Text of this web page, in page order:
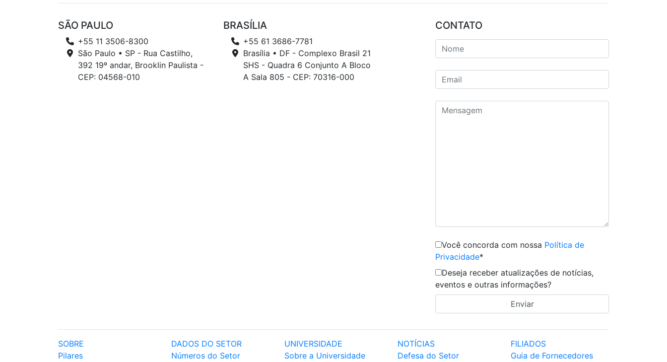
SÃO PAULO
+55 11 3506-8300
São Paulo • SP - Rua Castilho,
392 19º andar, Brooklin Paulista -
CEP: 04568-010
BRASÍLIA
+55 61 3686-7781
Brasília • DF - Complexo Brasil 21
SHS - Quadra 6 Conjunto A Bloco
A Sala 805 - CEP: 70316-000
CONTATO
Você concorda com nossa Política de
Privacidade*
Deseja receber atualizações de notícias,
eventos e outras informações?
SOBRE
Pilares
DADOS DO SETOR
Números do Setor
UNIVERSIDADE
Sobre a Universidade
NOTÍCIAS
Defesa do Setor
FILIADOS
Guia de Fornecedores